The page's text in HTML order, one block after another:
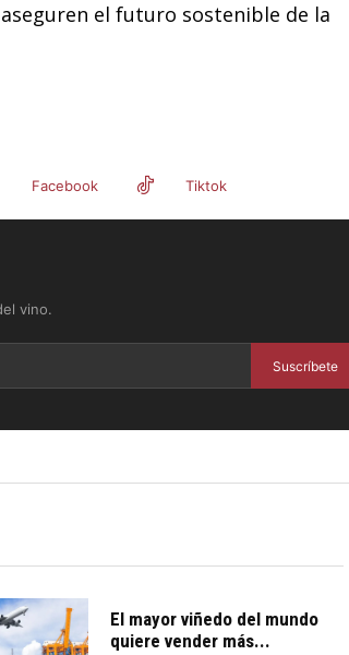
el futuro sostenible de la
Facebook Tiktok
vino.
Suscríbete
El mayor viñedo del mundo
quiere vender más...